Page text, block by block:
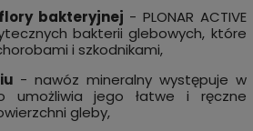
bakteryjnej - PLONAR ACTIVE
bakterii glebowych, które
i szkodnikami,
- nawóz mineralny występuje w
umożliwia jego łatwe i ręczne
gleby,